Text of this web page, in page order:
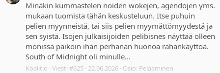
Minäkin kummastelen noiden wokejen, agendojen yms.
mukaan tuomista tähän keskusteluun. Itse puhuin
pelien myynneistä, tai siis pelien myymättömyydestä ja
sen syistä. Isojen julkaisijoiden pelibisnes näyttää olleen
monissa paikoin ihan perhanan huonoa rahankäyttöä.
South of Midnight oli minulle...
Koalitio Viesti #625 22.06.2026 Osio: Pelaaminen